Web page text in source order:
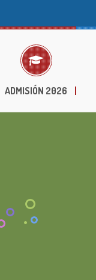
ADMISIÓN 2026